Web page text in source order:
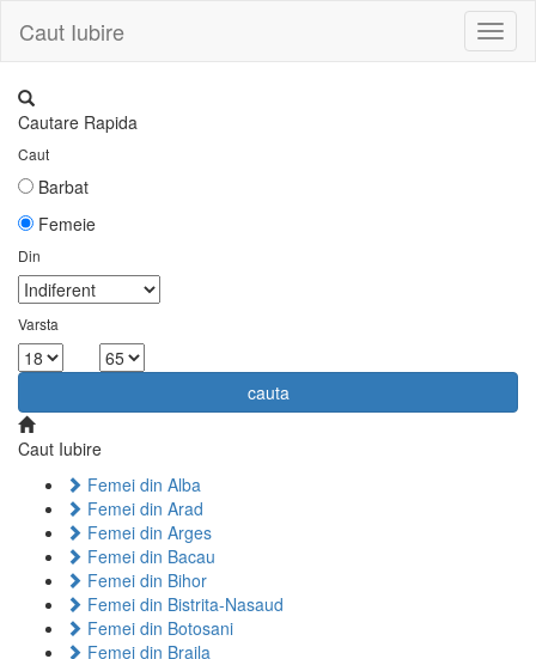
Caut Iubire
Cautare Rapida
Caut
Barbat
Femeie
Din
Varsta
cauta
Caut Iubire
Femei din Alba
Femei din Arad
Femei din Arges
Femei din Bacau
Femei din Bihor
Femei din Bistrita-Nasaud
Femei din Botosani
Femei din Braila